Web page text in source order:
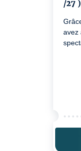
/27 )
avez